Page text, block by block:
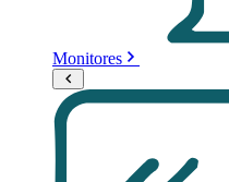
Monitores